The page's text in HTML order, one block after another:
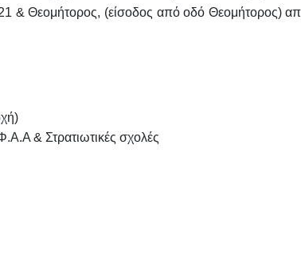
& Θεομήτορος, (είσοδος από οδό Θεομήτορος)
& Στρατιωτικές σχολές